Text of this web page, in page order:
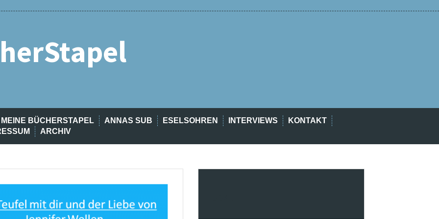
MEINE BÜCHERSTAPEL ANNAS SUB ESELSOHREN INTERVIEWS
KONTAKT
ARCHIV